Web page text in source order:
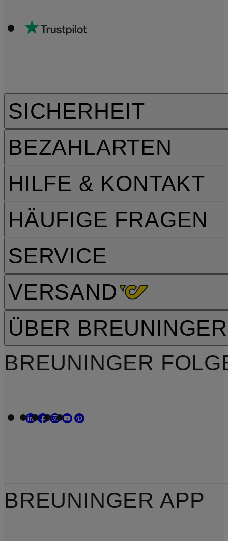
HILFE & KONTAKT
HÄUFIGE FRAGEN
SERVICE
VERSAND
SICHERHEIT
BEZAHLARTEN
ÜBER BREUNINGER
BREUNINGER
BREUNINGER APP